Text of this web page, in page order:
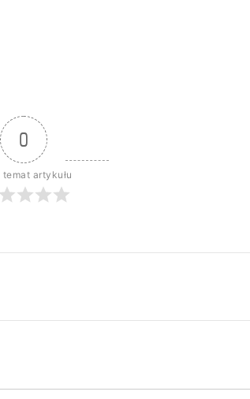
0
temat artykułu